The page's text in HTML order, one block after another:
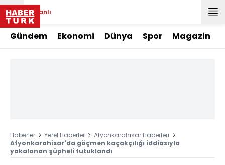
Canlı
Gündem Ekonomi Dünya Spor Magazin
Haberler Yerel Haberler
Afyonkarahisar Haberleri
Afyonkarahisar'da göçmen kaçakçılığı iddiasıyla
yakalanan şüpheli tutuklandı